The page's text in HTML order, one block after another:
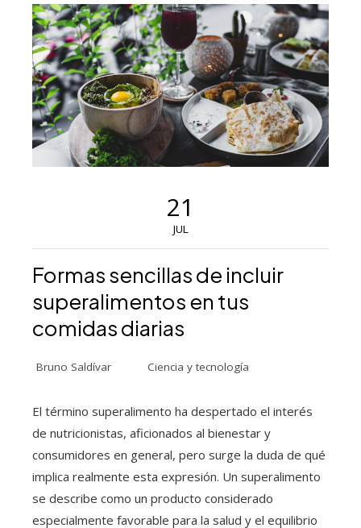
21
JUL
Formas sencillas de incluir
superalimentos en tus
comidas diarias
Bruno Saldívar Ciencia y tecnología
El término superalimento ha despertado el interés
de nutricionistas, aficionados al bienestar y
consumidores en general, pero surge la duda de qué
implica realmente esta expresión. Un superalimento
se describe como un producto considerado
especialmente favorable para la salud y el equilibrio